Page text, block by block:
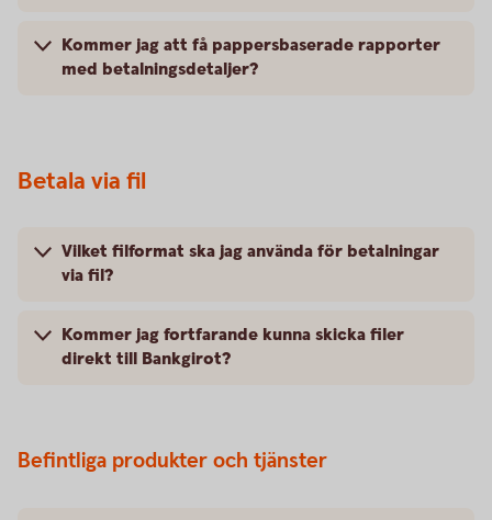
Kommer jag att få pappersbaserade rapporter
med betalningsdetaljer?
Betala via fil
Vilket filformat ska jag använda för betalningar
via fil?
Kommer jag fortfarande kunna skicka filer
direkt till Bankgirot?
Befintliga produkter och tjänster